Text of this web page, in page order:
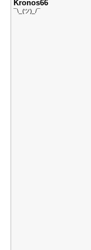
Kronos66
¯\_(ツ)_/¯